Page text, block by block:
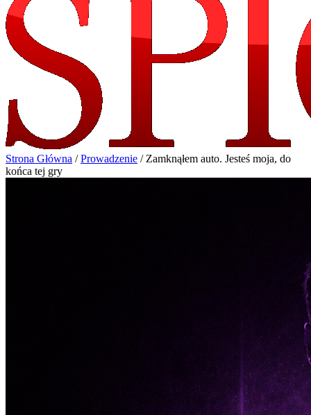
Strona Główna / Prowadzenie / Zamknąłem auto. Jesteś moja, do
końca tej gry